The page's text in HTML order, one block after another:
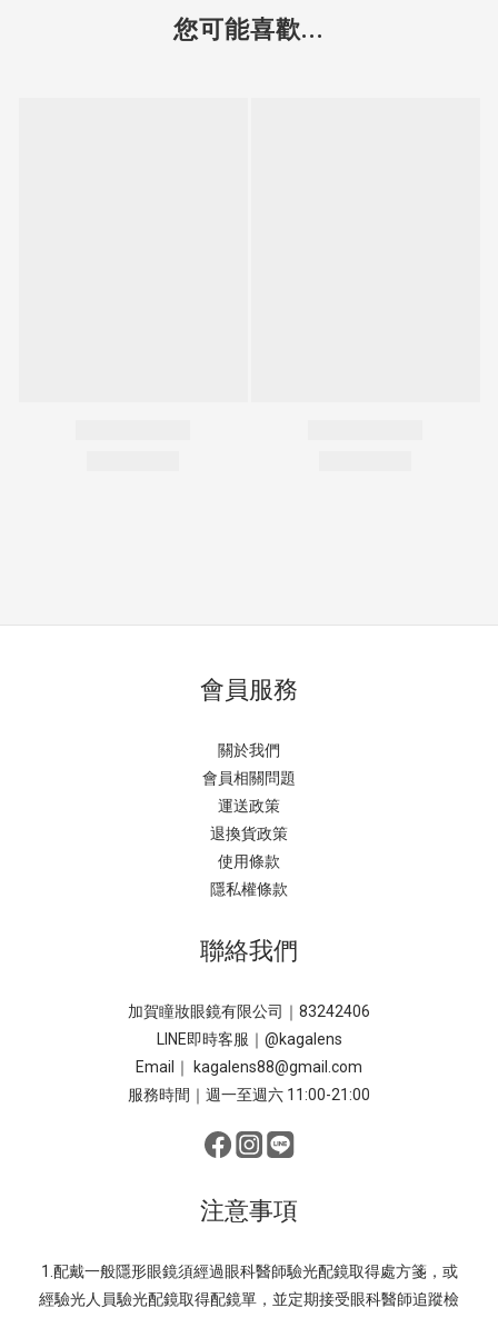
您可能喜歡...
會員服務
關於我們
會員相關問題
運送政策
退換貨政策
使用條款
隱私權條款
聯絡我們
加賀瞳妝眼鏡有限公司｜83242406
LINE即時客服｜ @kagalens
Email｜ kagalens88@gmail.com
服務時間｜週一至週六 11:00-21:00
注意事項
1.配戴一般隱形眼鏡須經過眼科醫師驗光配鏡取得處方箋，或
經驗光人員驗光配鏡取得配鏡單，並定期接受眼科醫師追蹤檢